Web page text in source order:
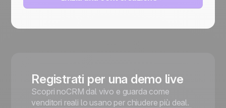
Registrati per una demo live
Scopri noCRM dal vivo e guarda come
venditori reali lo usano per chiudere più deal.